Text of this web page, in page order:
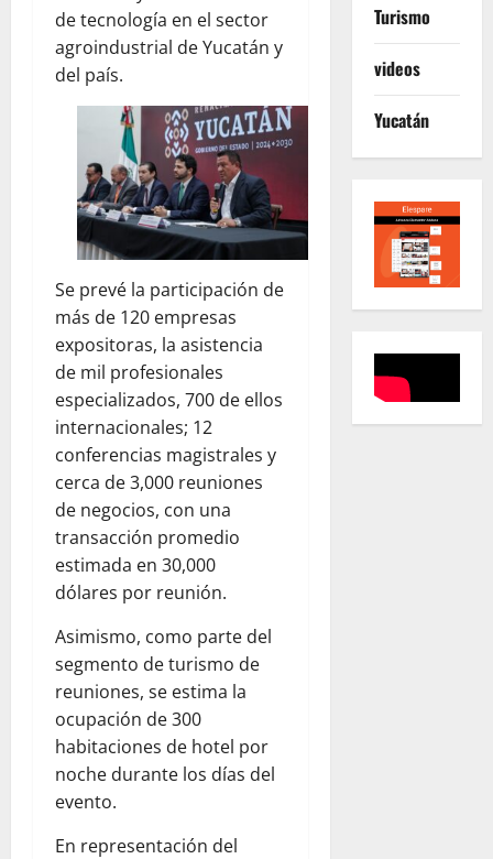
de tecnología en el sector
agroindustrial de Yucatán y
del país.
Se prevé la participación de
más de 120 empresas
expositoras, la asistencia
de mil profesionales
especializados, 700 de ellos
internacionales; 12
conferencias magistrales y
cerca de 3,000 reuniones
de negocios, con una
transacción promedio
estimada en 30,000
dólares por reunión.
Asimismo, como parte del
segmento de turismo de
reuniones, se estima la
ocupación de 300
habitaciones de hotel por
noche durante los días del
evento.
En representación del
Turismo
videos
Yucatán